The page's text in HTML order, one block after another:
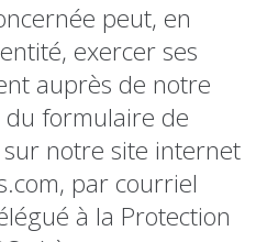
peut, en
exercer ses
auprès de notre
du formulaire de
notre site internet
par courriel
à la Protection